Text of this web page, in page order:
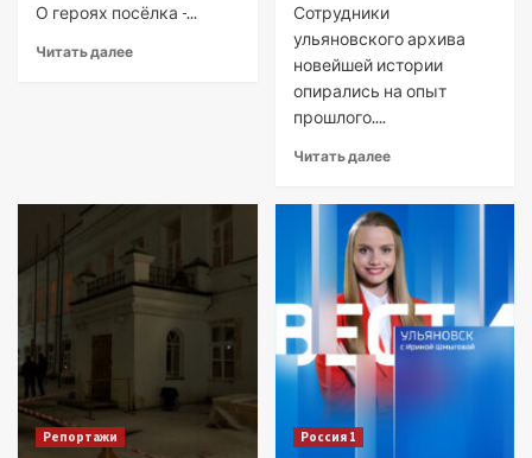
О героях посёлка -...
Читать далее
Сотрудники
ульяновского архива
новейшей истории
опирались на опыт
прошлого....
Читать далее
Репортажи Россия 1